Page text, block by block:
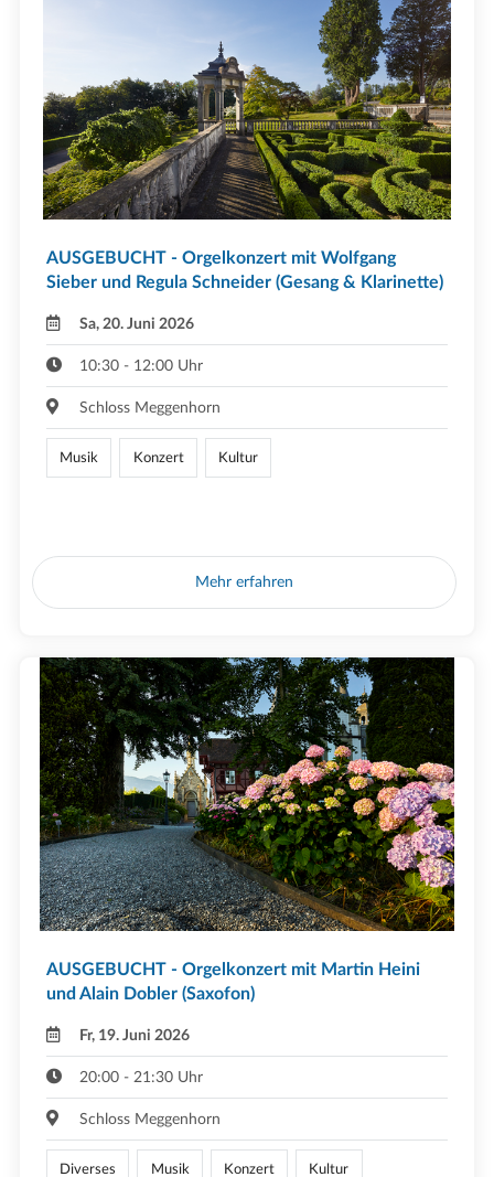
AUSGEBUCHT - Orgelkonzert mit Wolfgang
Sieber und Regula Schneider (Gesang & Klarinette)
Sa, 20. Juni 2026
10:30 - 12:00 Uhr
Schloss Meggenhorn
Musik Konzert Kultur
Mehr erfahren
AUSGEBUCHT - Orgelkonzert mit Martin Heini
und Alain Dobler (Saxofon)
Fr, 19. Juni 2026
20:00 - 21:30 Uhr
Schloss Meggenhorn
Diverses Musik Konzert Kultur